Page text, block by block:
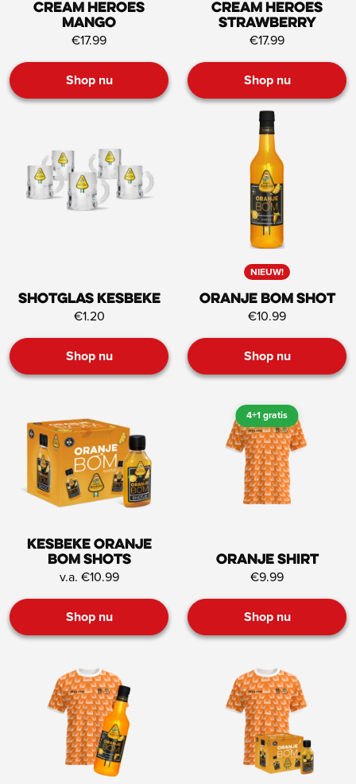
Cream Heroes
Mango
€17.99
Shop nu
Cream Heroes
Strawberry
€17.99
Shop nu
Shotglas Kesbeke
€1.20
Shop nu
NIEUW!
Oranje Bom Shot
€10.99
Shop nu
Kesbeke oranje
bom shots
v.a. €10.99
Shop nu
4+1 gratis
Oranje shirt
€9.99
Shop nu